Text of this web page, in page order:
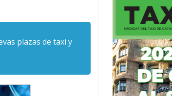
plazas de taxi y